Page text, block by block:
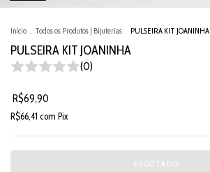
Início Todos os Produtos | Bijuterias PULSEIRA KIT JOANINHA
PULSEIRA KIT JOANINHA
(0)
R$69,90
R$66,41 com Pix